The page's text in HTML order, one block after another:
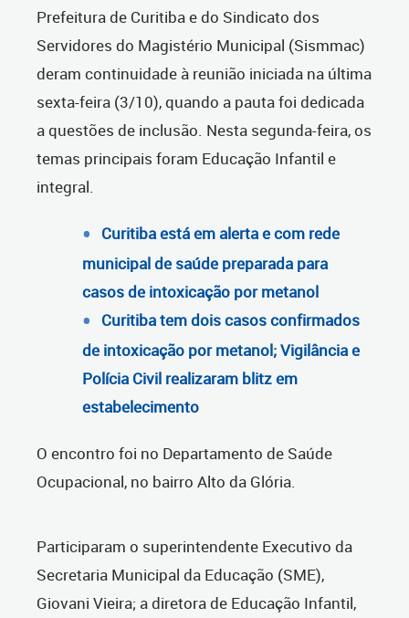
Prefeitura de Curitiba e do Sindicato dos
Servidores do Magistério Municipal (Sismmac)
deram continuidade à reunião iniciada na última
sexta-feira (3/10), quando a pauta foi dedicada
a questões de inclusão. Nesta segunda-feira, os
temas principais foram Educação Infantil e
integral.
Curitiba está em alerta e com rede
municipal de saúde preparada para
casos de intoxicação por metanol
Curitiba tem dois casos confirmados
de intoxicação por metanol; Vigilância e
Polícia Civil realizaram blitz em
estabelecimento
O encontro foi no Departamento de Saúde
Ocupacional, no bairro Alto da Glória.
Participaram o superintendente Executivo da
Secretaria Municipal da Educação (SME),
Giovani Vieira; a diretora de Educação Infantil,